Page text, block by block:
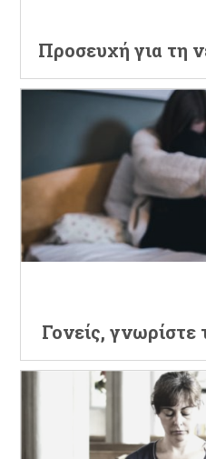
Προσευχή για τη
Γονείς, γνωρίστε